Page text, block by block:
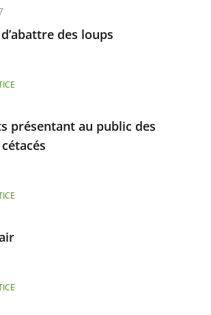
des loups
présentant au public des